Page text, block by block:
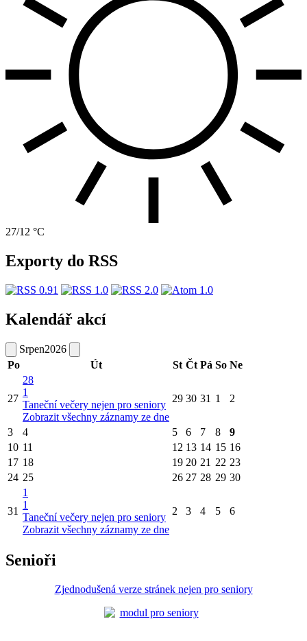
27/12 °C
Exporty do RSS
Kalendář akcí
Srpen2026
Po
Út St Čt Pá So Ne
27
28
1
Taneční večery nejen pro seniory
Zobrazit všechny záznamy ze dne
29 30 31 1 2
3 4 5 6 7 8
9
10 11 12 13 14 15 16
17 18 19 20 21 22 23
24 25 26 27 28 29 30
31
1
1
Taneční večery nejen pro seniory
Zobrazit všechny záznamy ze dne
2 3 4 5 6
Senioři
Zjednodušená verze stránek nejen pro seniory